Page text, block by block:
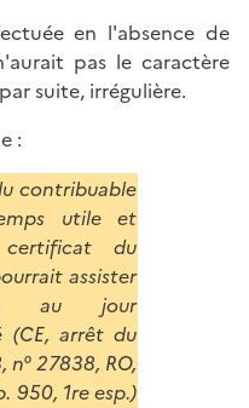
en l'absence de
pas le caractère
suite, irrégulière.
:
contribuable
utile et
du
assister
au jour
(CE, arrêt du
27838, RO,
950, 1re esp.)